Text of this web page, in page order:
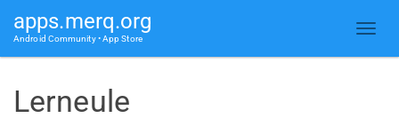
apps.merq.org
Android Community • App Store
Lerneule